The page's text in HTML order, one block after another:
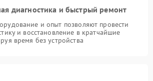
диагностика и быстрый ремонт
и опыт позволяют провести
и восстановление в кратчайшие
время без устройства